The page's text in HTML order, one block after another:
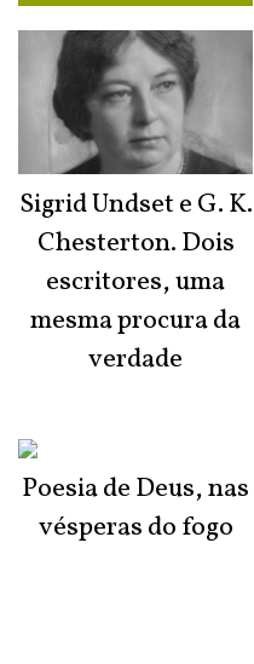
Sigrid Undset e G. K.
Chesterton. Dois
escritores, uma
mesma procura da
verdade
Poesia de Deus, nas
vésperas do fogo